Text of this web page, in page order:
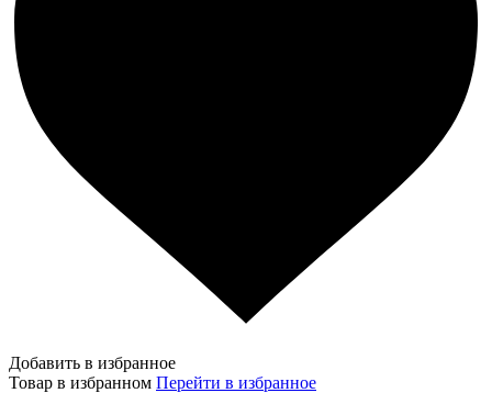
Добавить в избранное
Товар в избранном Перейти в избранное